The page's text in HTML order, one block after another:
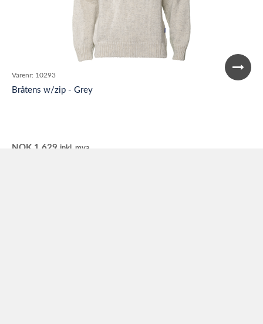
Varenr: 10293
Bråtens w/zip - Grey
NOK 1 629 inkl. mva